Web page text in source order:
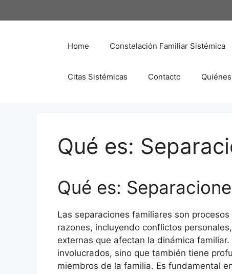
al
Home Constelación Familiar Sistémica
Citas Sistémicas Contacto
Qué es:
Qué es:
Las separaciones familiares son
razones, incluyendo conflictos
externas que afectan la dinámica
involucrados, sino que también tiene
miembros de la familia. Es fundamental